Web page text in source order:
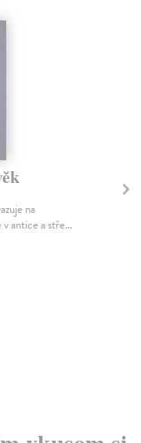
na
antice a stře...